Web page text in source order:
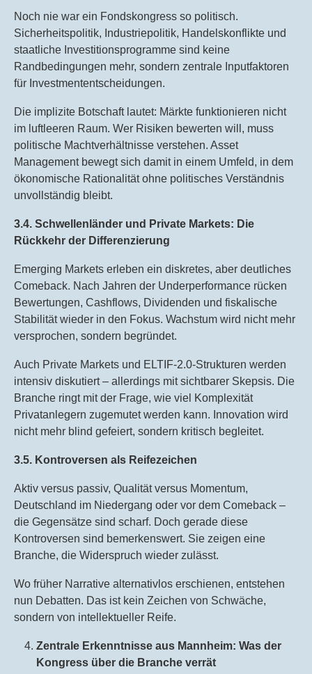
Noch nie war ein Fondskongress so politisch.
Sicherheitspolitik, Industriepolitik, Handelskonflikte und
staatliche Investitionsprogramme sind keine
Randbedingungen mehr, sondern zentrale Inputfaktoren
für Investmententscheidungen.
Die implizite Botschaft lautet: Märkte funktionieren nicht
im luftleeren Raum. Wer Risiken bewerten will, muss
politische Machtverhältnisse verstehen. Asset
Management bewegt sich damit in einem Umfeld, in dem
ökonomische Rationalität ohne politisches Verständnis
unvollständig bleibt.
3.4. Schwellenländer und Private Markets: Die
Rückkehr der Differenzierung
Emerging Markets erleben ein diskretes, aber deutliches
Comeback. Nach Jahren der Underperformance rücken
Bewertungen, Cashflows, Dividenden und fiskalische
Stabilität wieder in den Fokus. Wachstum wird nicht mehr
versprochen, sondern begründet.
Auch Private Markets und ELTIF-2.0-Strukturen werden
intensiv diskutiert – allerdings mit sichtbarer Skepsis. Die
Branche ringt mit der Frage, wie viel Komplexität
Privatanlegern zugemutet werden kann. Innovation wird
nicht mehr blind gefeiert, sondern kritisch begleitet.
3.5. Kontroversen als Reifezeichen
Aktiv versus passiv, Qualität versus Momentum,
Deutschland im Niedergang oder vor dem Comeback –
die Gegensätze sind scharf. Doch gerade diese
Kontroversen sind bemerkenswert. Sie zeigen eine
Branche, die Widerspruch wieder zulässt.
Wo früher Narrative alternativlos erschienen, entstehen
nun Debatten. Das ist kein Zeichen von Schwäche,
sondern von intellektueller Reife.
Zentrale Erkenntnisse aus Mannheim: Was der
Kongress über die Branche verrät